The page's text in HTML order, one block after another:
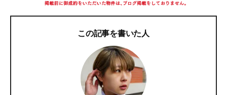
この記事を書いた人